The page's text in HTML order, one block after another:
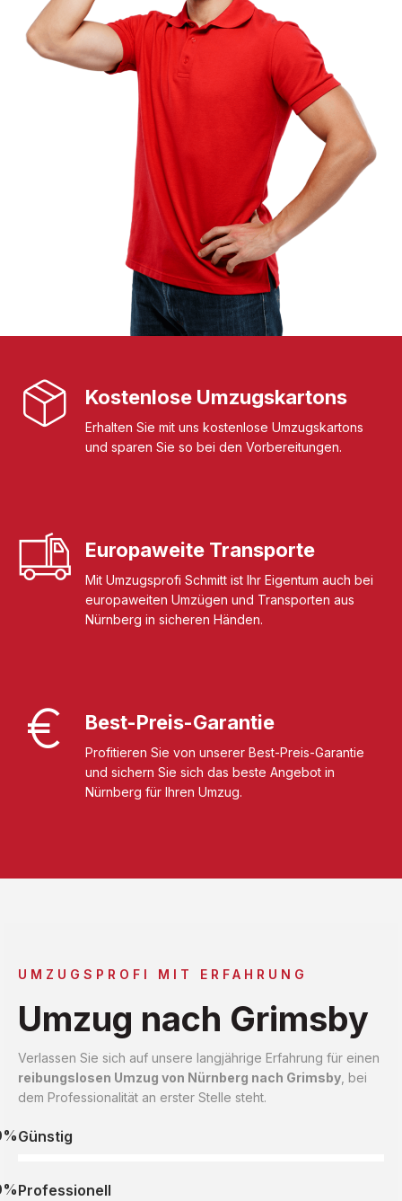
Kostenlose Umzugskartons
Erhalten Sie mit uns kostenlose Umzugskartons
und sparen Sie so bei den Vorbereitungen.
Europaweite Transporte
Mit Umzugsprofi Schmitt ist Ihr Eigentum auch bei
europaweiten Umzügen und Transporten aus
Nürnberg in sicheren Händen.
Best-Preis-Garantie
Profitieren Sie von unserer Best-Preis-Garantie
und sichern Sie sich das beste Angebot in
Nürnberg für Ihren Umzug.
UMZUGSPROFI MIT ERFAHRUNG
Umzug nach Grimsby
Verlassen Sie sich auf unsere langjährige Erfahrung für einen
reibungslosen Umzug von Nürnberg nach Grimsby , bei
dem Professionalität an erster Stelle steht.
Günstig
Professionell